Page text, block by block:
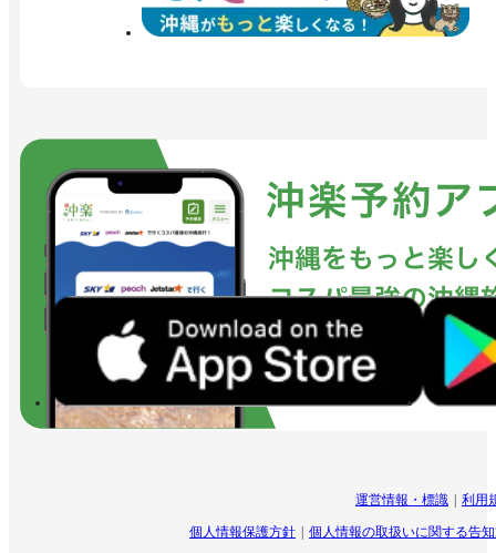
運営情報・標識 利用
個人情報保護方針 個人情報の取扱いに関する告